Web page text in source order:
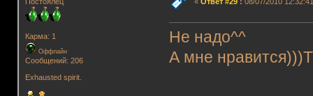
Карма: 1
Оффлайн
Сообщений: 206
Exhausted spirit.
Не надо^^
А мне